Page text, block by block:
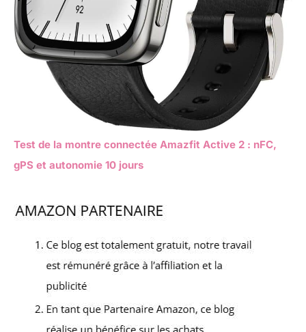
Test de la montre connectée Amazfit Active 2 : nFC,
gPS et autonomie 10 jours